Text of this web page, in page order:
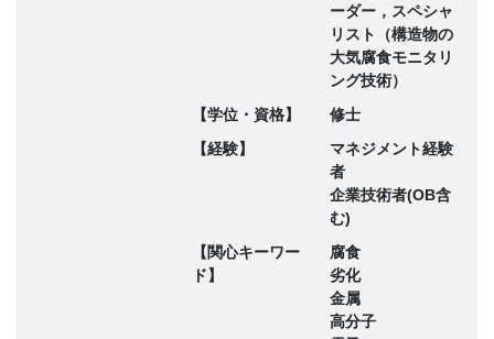
ーダー，スペシャ
リスト（構造物の
大気腐食モニタリ
ング技術）
【学位・資格】
修士
【経験】
マネジメント経験
者
企業技術者(OB含
む)
【関心キーワー
ド】
腐食
劣化
金属
高分子